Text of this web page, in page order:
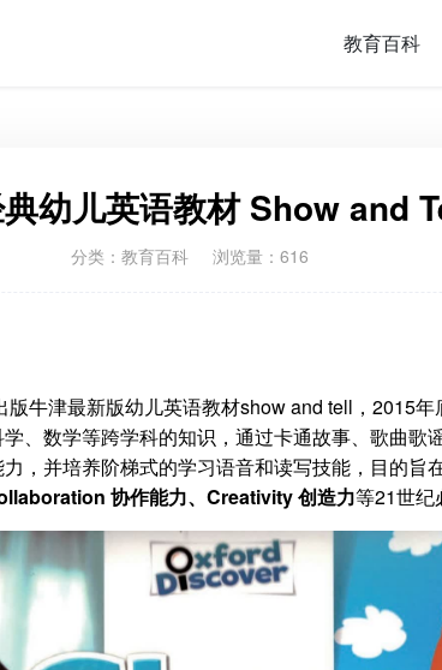
教育百科
幼儿英语教材 Show and
分类： 教育百科 浏览量：616
牛津最新版幼儿英语教材show and tell，2015
、数学等跨学科的知识，通过卡通故事、歌曲歌
，并培养阶梯式的学习语音和读写技能，目的旨
协作能力、Creativity 创造力等21世纪